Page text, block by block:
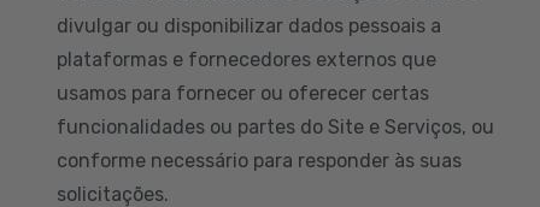
divulgar ou disponibilizar dados pessoais a
plataformas e fornecedores externos que
usamos para fornecer ou oferecer certas
funcionalidades ou partes do Site e Serviços, ou
conforme necessário para responder às suas
solicitações.